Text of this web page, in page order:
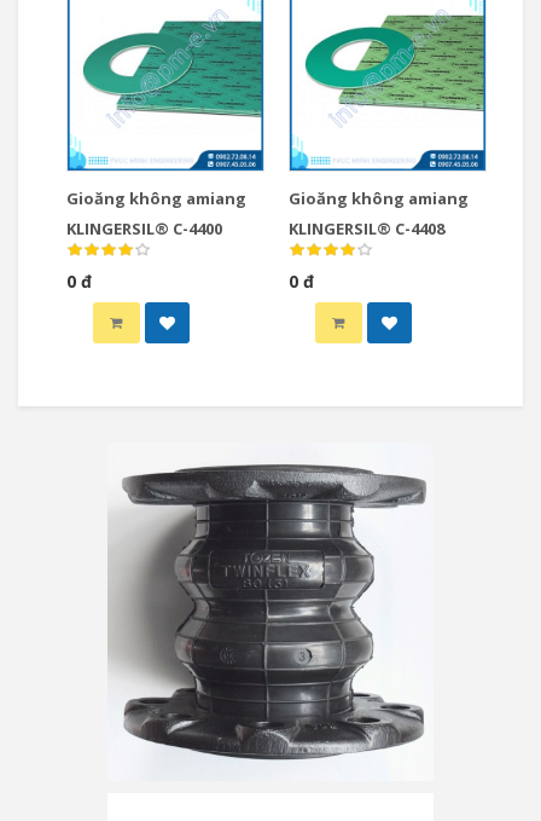
Gioăng không amiang
KLINGERSIL® C-4400
0 đ
Gioăng không amiang
KLINGERSIL® C-4408
0 đ